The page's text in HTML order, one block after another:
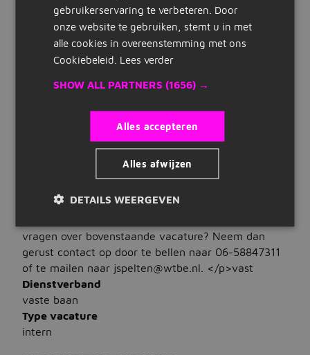
Het vermogen om strategisch te denken én
operationeel te schakelen
Commercieel en klantgericht
€ 5.000 tot € 6.500
<p>Solliciteer direct voor deze functie via de
vragen over bovenstaande vacature? Neem dan
gerust contact op door te bellen naar 06-58847311
of te mailen naar jspelten@wtbe.nl. </p>vast
Dienstverband
vaste baan
Type vacature
intern
Snelle links
Inschrijven
Vacatures
Vacatures zoeken
Vacatures per locatie
Vacatures per beroepsgroep
Vacatures per dienstverband
gebruikerservaring te verbeteren. Door
onze website te gebruiken, stemt u in met
alle cookies in overeenstemming met ons
Cookiebeleid. Lees verder
SHOW ALL PARTNERS (1656) →
Alles accepteren
Alles afwijzen
DETAILS WEERGEVEN